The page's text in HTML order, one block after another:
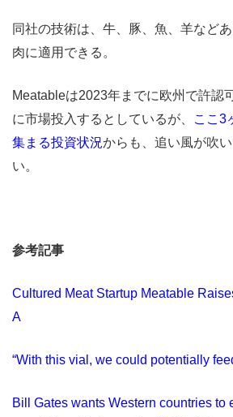
同社の技術は、牛、豚、魚、羊など
肉に適用できる。
Meatableは2023年までに欧州で許認
に市場投入するとしているが、
ここ3
集まる投資状況からも、追い風が吹
い。
参考記事
Cultured Meat Startup Meatable
A
“With this vial, we could potentially
Bill Gates wants Western countries to